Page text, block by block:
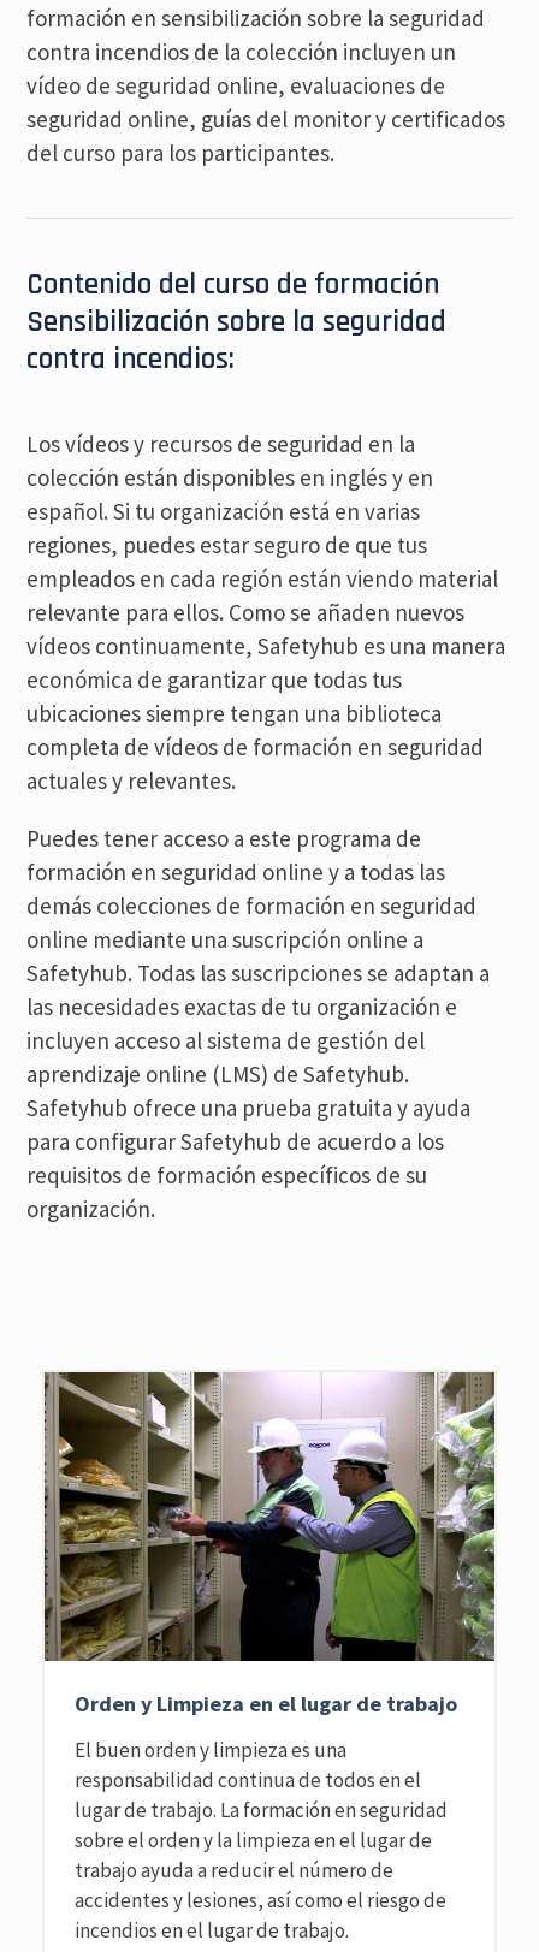
formación en sensibilización sobre la seguridad
contra incendios de la colección incluyen un
vídeo de seguridad online, evaluaciones de
seguridad online, guías del monitor y certificados
del curso para los participantes.
Contenido del curso de formación
Sensibilización sobre la seguridad
contra incendios:
Los vídeos y recursos de seguridad en la
colección están disponibles en inglés y en
español. Si tu organización está en varias
regiones, puedes estar seguro de que tus
empleados en cada región están viendo material
relevante para ellos. Como se añaden nuevos
vídeos continuamente, Safetyhub es una manera
económica de garantizar que todas tus
ubicaciones siempre tengan una biblioteca
completa de vídeos de formación en seguridad
actuales y relevantes.
Puedes tener acceso a este programa de
formación en seguridad online y a todas las
demás colecciones de formación en seguridad
online mediante una suscripción online a
Safetyhub. Todas las suscripciones se adaptan a
las necesidades exactas de tu organización e
incluyen acceso al sistema de gestión del
aprendizaje online (LMS) de Safetyhub.
Safetyhub ofrece una prueba gratuita y ayuda
para configurar Safetyhub de acuerdo a los
requisitos de formación específicos de su
organización.
Orden y Limpieza en el lugar de trabajo
El buen orden y limpieza es una
responsabilidad continua de todos en el
lugar de trabajo. La formación en seguridad
sobre el orden y la limpieza en el lugar de
trabajo ayuda a reducir el número de
accidentes y lesiones, así como el riesgo de
incendios en el lugar de trabajo.